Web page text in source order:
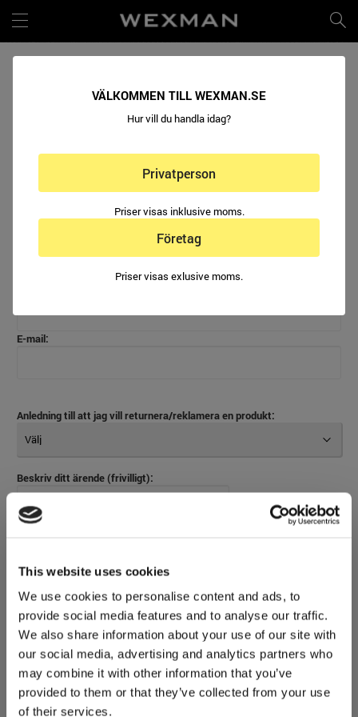
This website uses cookies
We use cookies to personalise content and ads, to
provide social media features and to analyse our traffic.
We also share information about your use of our site with
our social media, advertising and analytics partners who
may combine it with other information that you’ve
provided to them or that they’ve collected from your use
of their services.
Namn/Företag:
E-mail:
Anledning till att jag vill returnera/reklamera en produkt:
Beskriv ditt ärende (frivilligt):
Returfraktsedel?(Klickar duJApå returfraktsedel, så mailar vi en
retursedel till din angivna mail-adress inom 2 arbetsdagar. En
returfraktsedel kostar 100kr, inkl moms)
JA
VÄLKOMMEN TILL WEXMAN.SE
Hur vill du handla idag?
Privatperson
Priser visas inklusive moms.
Företag
Priser visas exlusive moms.